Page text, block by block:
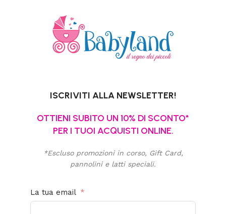
ISCRIVITI ALLA NEWSLETTER!
OTTIENI SUBITO UN 10% DI SCONTO*
PER I TUOI ACQUISTI ONLINE.
*Escluso promozioni in corso, Gift Card,
pannolini e latti speciali.
La tua email